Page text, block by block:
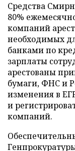
Средства
80%
компаний
необходимых
банками по
зарплаты
арестованы
бумаги, ФНС и
изменения в
и
компаний.